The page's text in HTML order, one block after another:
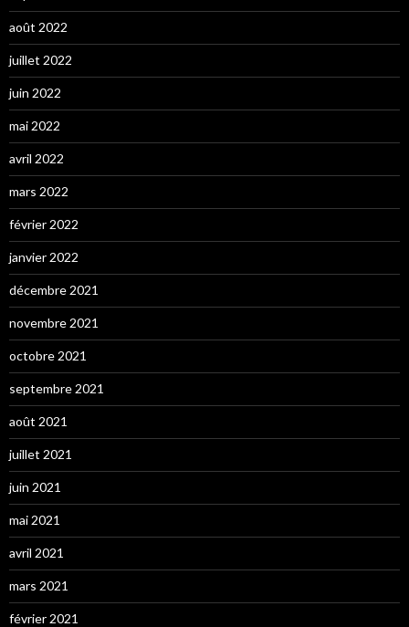
août 2022
juillet 2022
juin 2022
mai 2022
avril 2022
mars 2022
février 2022
janvier 2022
décembre 2021
novembre 2021
octobre 2021
septembre 2021
août 2021
juillet 2021
juin 2021
mai 2021
avril 2021
mars 2021
février 2021